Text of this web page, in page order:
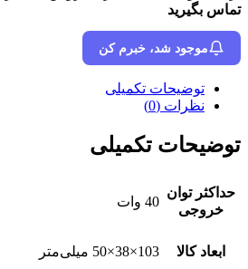
تماس بگیرید
موجود شد، خبرم کن
توضیحات تکمیلی
نظرات (0)
توضیحات تکمیلی
حداکثر توان
خروجی
40 وات
ابعاد کالا 103×38×50 میلی‌متر